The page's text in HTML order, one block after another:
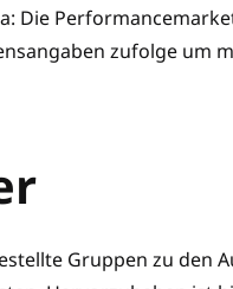
Die
zufolge um
Gruppen zu den